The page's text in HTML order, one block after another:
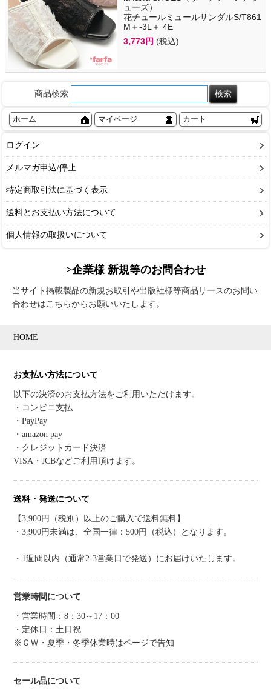
ューズ）
花チュールミュールサンダルS/T861
M＋-3L＋ 4E
3,773円 (税込)
商品検索
ホーム マイページ カート
ログイン
メルマガ申込/停止
特定商取引法に基づく表示
送料とお支払い方法について
個人情報の取扱いについて
>企業様 新規等のお問合わせ
当サイト掲載製品の新規お取引や出版社様等商品リースのお問い
合わせはこちらからお願いいたします。
HOME
お支払い方法について
以下の決済のお支払方法をご利用いただけます。
・コンビニ支払
・PayPay
・amazon pay
・クレジットカード決済
VISA・JCBなどご利用頂けます。
送料・発送について
【3,900円（税別）以上のご購入で送料無料】
・3,900円未満は、全国一律：500円（税込）となります。
・1週間以内（通常2-3営業日で発送）にお届けいたします。
営業時間について
・営業時間：8：30～17：00
・定休日：土日祝
※ＧＷ・夏季・冬季休業時はページで告知
セール品について